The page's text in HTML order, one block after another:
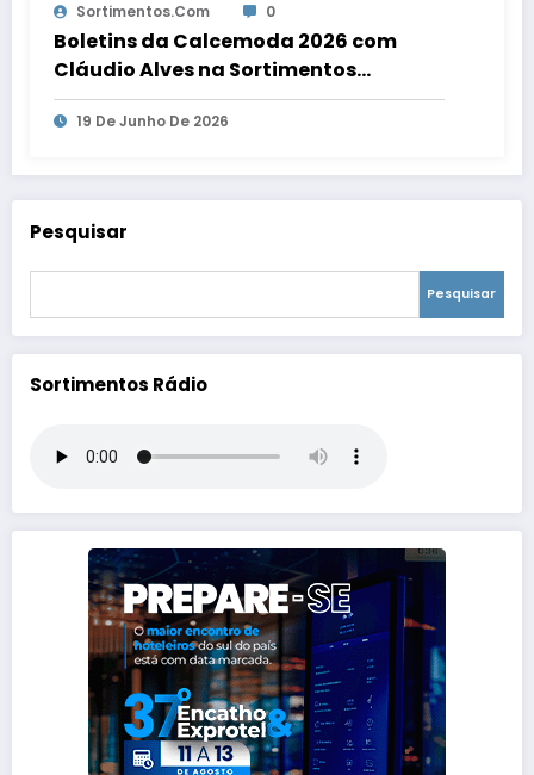
Sortimentos.com 0
Boletins da Calcemoda 2026 com
Cláudio Alves na Sortimentos
WebRadio
19 De Junho De 2026
Pesquisar
Pesquisar
Sortimentos Rádio